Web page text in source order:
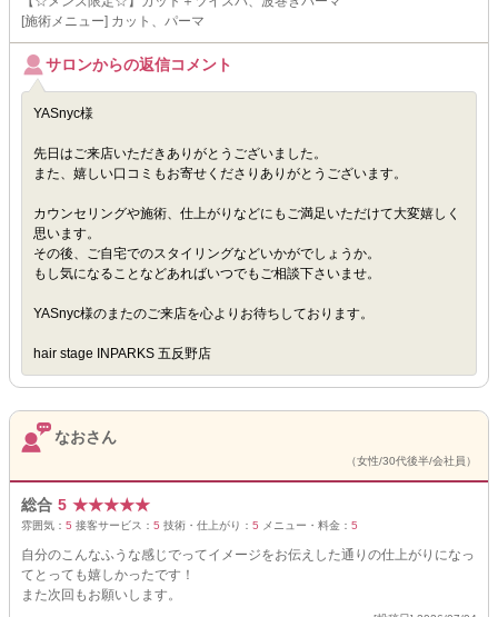
[施術メニュー] カット、パーマ
サロンからの返信コメント
YASnyc様
先日はご来店いただきありがとうございました。
また、嬉しい口コミもお寄せくださりありがとうございます。
カウンセリングや施術、仕上がりなどにもご満足いただけて大変嬉しく
思います。
その後、ご自宅でのスタイリングなどいかがでしょうか。
もし気になることなどあればいつでもご相談下さいませ。
YASnyc様のまたのご来店を心よりお待ちしております。
hair stage INPARKS 五反野店
なおさん
（女性/30代後半/会社員）
総合 5 ★★★★★
雰囲気： 5 接客サービス： 5 技術・仕上がり： 5 メニュー・料金： 5
自分のこんなふうな感じでってイメージをお伝えした通りの仕上がりになっ
てとっても嬉しかったです！
また次回もお願いします。